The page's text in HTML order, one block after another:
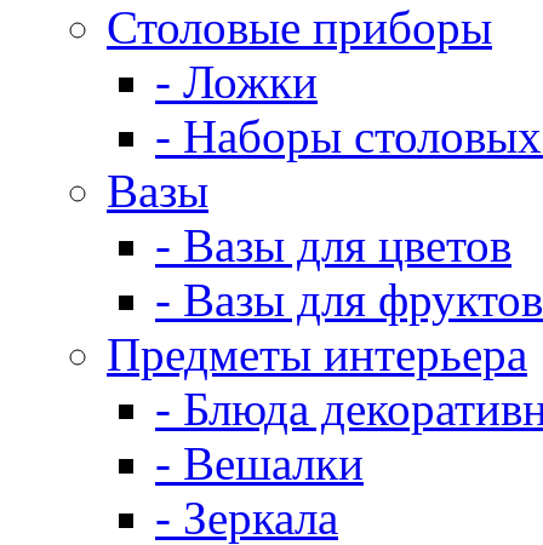
Столовые приборы
- Ложки
- Наборы
Вазы
- Вазы для цветов
- Вазы для фруктов
Предметы интерьера
- Блюда
- Вешалки
- Зеркала